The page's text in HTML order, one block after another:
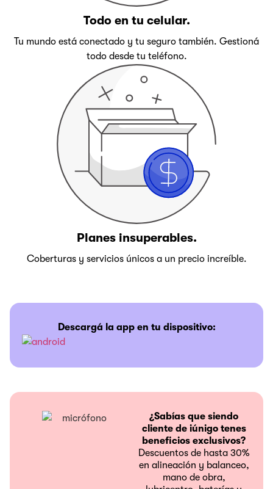
Todo en tu celular.
Tu mundo está conectado y tu seguro también. Gestioná
todo desde tu teléfono.
Planes insuperables.
Coberturas y servicios únicos a un precio increíble.
Descargá la app en tu dispositivo:
¿Sabías que siendo
cliente de iúnigo tenes
beneficios exclusivos?
Descuentos de hasta 30%
en alineación y balanceo,
mano de obra,